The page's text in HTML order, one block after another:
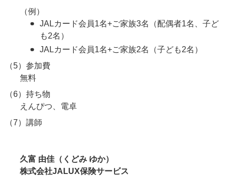
（例）
JALカード会員1名+ご家族3名（配偶者1名、子ど
も2名）
JALカード会員1名+ご家族2名（子ども2名）
（5）参加費
無料
（6）持ち物
えんぴつ、電卓
（7）講師
久富 由佳（くどみ ゆか）
株式会社JALUX保険サービス